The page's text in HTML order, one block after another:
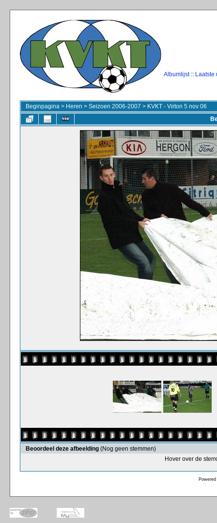
Albumlijst:: Laatste
Beginpagina > Heren > Seizoen 2006-2007 > KVKT - Virton 5 nov 06
Beoordeel deze afbeelding (Nog geen stemmen)
Hover over de